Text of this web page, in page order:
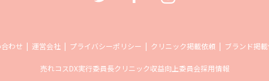
わせ 運営会社 プライバシーポリシー クリニック掲載依頼 ブランド掲
売れコスDX実行委員長クリニック収益向上委員会採用情報